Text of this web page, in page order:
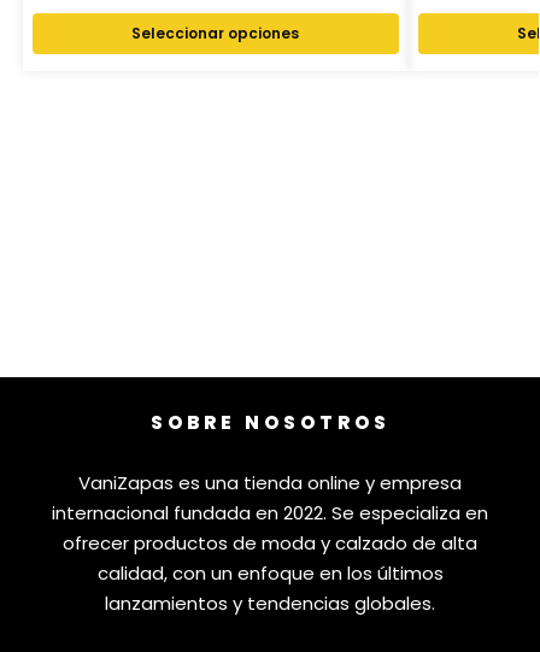
Seleccionar opciones
SOBRE NOSOTROS
VaniZapas es una tienda online y empresa
internacional fundada en 2022. Se especializa en
ofrecer productos de moda y calzado de alta
calidad, con un enfoque en los últimos
lanzamientos y tendencias globales.